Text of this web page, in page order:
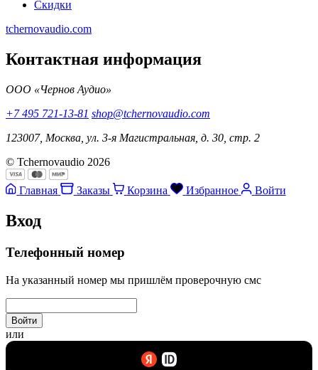
Скидки
tchernovaudio.com
Контактная информация
ООО «Чернов Аудио»
+7 495 721-13-81 shop@tchernovaudio.com
123007, Москва, ул. 3-я Магистральная, д. 30, стр. 2
© Tchernovaudio 2026
Главная Заказы Корзина Избранное Войти
Вход
Телефонный номер
На указанный номер мы пришлём проверочную смс
Войти
или